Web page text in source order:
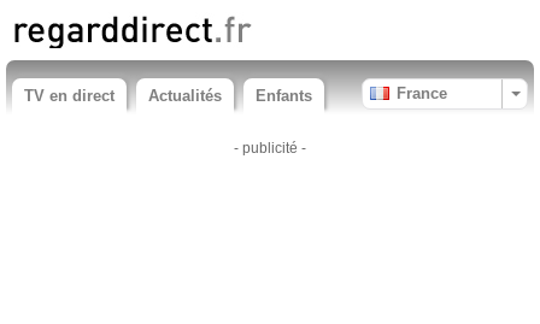
TV en direct Actualités Enfants France
- publicité -